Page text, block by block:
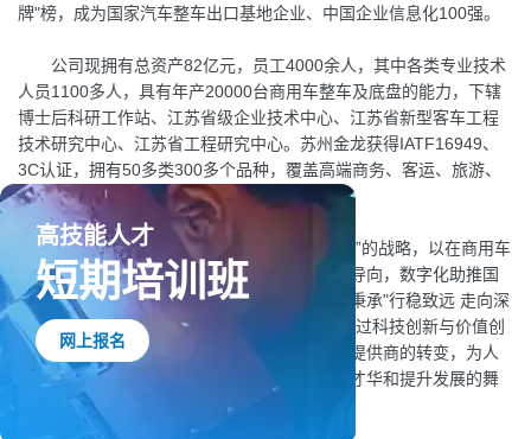
牌"榜，成为国家汽车整车出口基地企业、中国企业信息化100强。
公司现拥有总资产82亿元，员工4000余人，其中各类专业技术
人员1100多人，具有年产20000台商用车整车及底盘的能力，下辖
博士后科研工作站、江苏省级企业技术中心、江苏省新型客车工程
技术研究中心、江苏省工程研究中心。苏州金龙获得IATF16949、
3C认证，拥有50多类300多个品种，覆盖高端商务、客运、旅游、
团体、公交、新能源卡车与专用车领域。
展望未来，苏州金龙提出“从国内走向国际”的战略，以在商用车
领域做大做强的专业化经营为主导，以市场为导向，数字化助推国
际化，快速应对国际国内客户的个性化需求。秉承"行稳致远 走向深
蓝"的品牌发展理念，大力发展新质生产力，通过科技创新与价值创
造，实现从客车制造商向商用车整体解决方案提供商的转变，为人
们创造更加便捷的生活环境，为员工营造施展才华和提升发展的舞
台空间，真正实现“让我们的距离不再遥远”。
高技能人才
短期培训班